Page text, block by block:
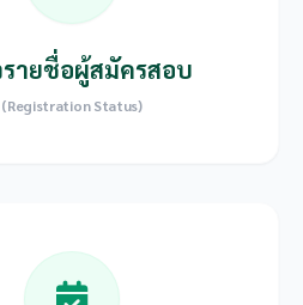
รายชื่อผู้สมัครสอบ
(Registration Status)